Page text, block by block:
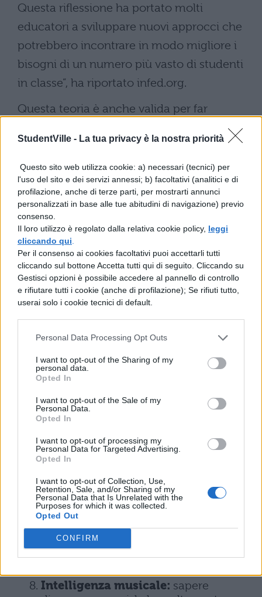
StudentVille - La tua privacy è la nostra priorità
Questo sito web utilizza cookie: a) necessari (tecnici) per
l'uso del sito e dei servizi annessi; b) facoltativi (analitici e di
profilazione, anche di terze parti, per mostrarti annunci
personalizzati in base alle tue abitudini di navigazione) previo
consenso.
Il loro utilizzo è regolato dalla relativa cookie policy, leggi
cliccando qui
Per il consenso ai cookies facoltativi puoi accettarli tutti
cliccando sul bottone Accetta tutti qui di seguito. Cliccando su
Gestisci opzioni è possibile accedere al pannello di controllo
e rifiutare tutti i cookie (anche di profilazione); Se rifiuti tutto,
userai solo i cookie tecnici di default.
Personal Data Processing Opt Outs
I want to opt-out of the Sharing of my
personal data.
Opted In
I want to opt-out of the Sale of my
Personal Data.
Opted In
I want to opt-out of processing my
Personal Data for Targeted Advertising.
Opted In
I want to opt-out of Collection, Use,
Retention, Sale, and/or Sharing of my
Personal Data that Is Unrelated with the
Purposes for which it was collected.
Opted Out
CONFIRM
Questa riflessione ha portato molti
educatori a sviluppare nuovi approcci che
potrebbero incontrare in modo migliore i
bisogni di un numero più vasto di studenti
in classe”, ha riportato infed.org.
Questa teoria è anche valida per far
comprendere a ognuno di noi quali sono le
nostre debolezze e punti di forza in modo
da migliorarci. Quali sarebbero quindi
questi 9 tipi di intelligenza? Eccoli di
seguito.
Intelligenza spaziale:capacità di
visualizzare il mondo in 3D
Intelligenza intra-personale:
capacità di capire se stessi, cosa si
prova e cosa si vuole
Intelligenza linguistica: capacità di
trovare le giuste parole per esprimere
Intelligenza fisica-cinestetica
corpo
Intelligenza interpersonale:
capacità di comprendere i sentimenti
altrui e le loro motivazioni
Intelligenza esistenziale:
affrontare le domande esistenziali del
perché viviamo e del perché moriamo
Intelligenza logico-matematica:
capacità di quantificare e cosa, fare
ipotesi e dimostrarle
Intelligenza musicale: sapere